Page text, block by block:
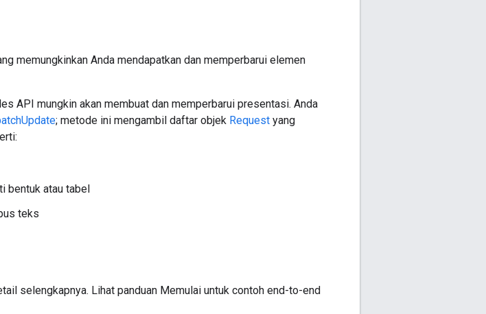
memungkinkan Anda mendapatkan dan memperbarui elemen
API mungkin akan membuat dan memperbarui presentasi. Anda
; metode ini mengambil daftar objek Request yang
bentuk atau tabel
teks
selengkapnya. Lihat panduan Memulai untuk contoh end-to-end